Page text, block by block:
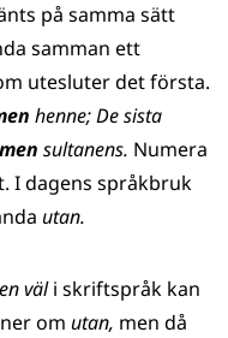
på samma sätt
samman ett
utesluter det första.
henne; De sista
men sultanens. Numera
I dagens språkbruk
utan.
väli skriftspråk kan
om utan, men då